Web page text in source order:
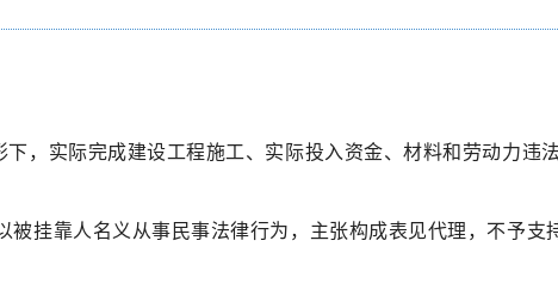
，实际完成建设工程施工、实际投入资金、材料和劳动力违
挂靠人名义从事民事法律行为，主张构成表见代理，不予支